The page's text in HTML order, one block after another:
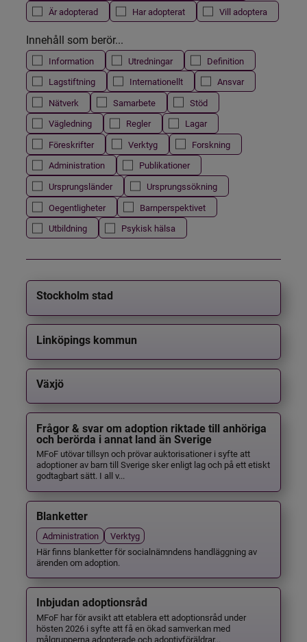
Är adopterad
Har adopterat Vill adoptera
Innehåll som berör...
Information Utredningar
Definition
Lagstiftning
Internationellt
Ansvar
Nätverk
Samarbete
Stöd
Vägledning
Regler
Lagar
Föreskrifter
Verktyg
Forskning
Administration
Publikationer
Ursprungsländer
Ursprungssökning
Oegentligheter
Barnperspektivet
Utbildning
Psykisk hälsa
Stockholm stad
Linköpings kommun
Växjö
Frågor & svar om adoption riktade till anhöriga
och berörda i annat land än Sverige
MFoF utövar tillsyn och prövar auktorisationer i syfte att
adoptioner av barn till Sverige sker enligt lag och på ett etiskt
godtagbart sätt. I all v...
Blanketter
Administration
Verktyg
Här finns blanketter för socialnämndens handläggning av
ärenden om adoption.
Inbjudan adoptionsråd
MFoF har för avsikt att etablera ett adoptionsråd under
hösten 2026 i syfte att få en ökad samverkan med
målgrupperna adopterade och adoptivföräldrar...